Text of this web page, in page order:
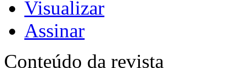
Visualizar
Assinar
Conteúdo da revista